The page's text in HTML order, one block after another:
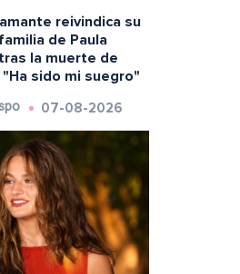
reivindica su
de Paula
la muerte de
sido mi suegro"
07-08-2026